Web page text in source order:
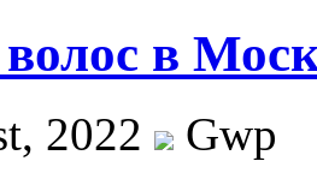
в
2022
Gwp